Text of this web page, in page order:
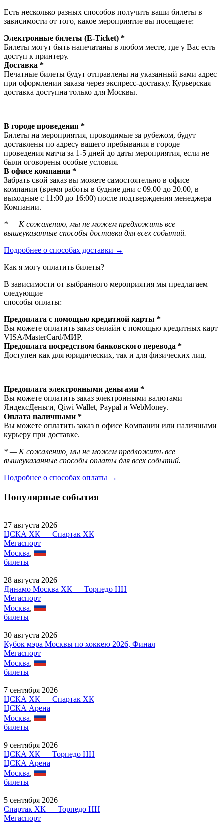
Есть несколько разных способов получить ваши билеты в
зависимости от того, какое мероприятие вы посещаете:
Электронные билеты (E-Ticket) *
Билеты могут быть напечатаны в любом месте, где у Вас есть
доступ к принтеру.
Доставка *
Печатные билеты будут отправлены на указанный вами адрес
при оформлении заказа через экспресс-доставку. Курьерская
доставка доступна только для Москвы.
В городе проведения *
Билеты на мероприятия, проводимые за рубежом, будут
доставлены по адресу вашего пребывания в городе
проведения матча за 1-5 дней до даты мероприятия, если не
были оговорены особые условия.
В офисе компании *
Забрать свой заказ вы можете самостоятельно в офисе
компании (время работы в будние дни с 09.00 до 20.00, в
выходные с 11:00 до 16:00) после подтверждения менеджера
Компании.
* — К сожалению, мы не можем предложить все
вышеуказанные способы доставки для всех событий.
Подробнее о способах доставки →
Как я могу оплатить билеты?
В зависимости от выбранного мероприятия мы предлагаем
следующие
способы оплаты:
Предоплата с помощью кредитной карты *
Вы можете оплатить заказ онлайн с помощью кредитных карт
VISA/MasterСard/МИР.
Предоплата посредством банковского перевода *
Доступен как для юридических, так и для физических лиц.
Предоплата электронными деньгами *
Вы можете оплатить заказ электронными валютами
ЯндексДеньги, Qiwi Wallet, Paypal и WebMoney.
Оплата наличными *
Вы можете оплатить заказ в офисе Компании или наличными
курьеру при доставке.
* — К сожалению, мы не можем предложить все
вышеуказанные способы оплаты для всех событий.
Подробнее о способах оплаты →
Популярные события
27 августа 2026
ЦСКА ХК — Спартак ХК
Мегаспорт
Москва,
билеты
28 августа 2026
Динамо Москва ХК — Торпедо НН
Мегаспорт
Москва,
билеты
30 августа 2026
Кубок мэра Москвы по хоккею 2026, Финал
Мегаспорт
Москва,
билеты
7 сентября 2026
ЦСКА ХК — Спартак ХК
ЦСКА Арена
Москва,
билеты
9 сентября 2026
ЦСКА ХК — Торпедо НН
ЦСКА Арена
Москва,
билеты
5 сентября 2026
Спартак ХК — Торпедо НН
Мегаспорт